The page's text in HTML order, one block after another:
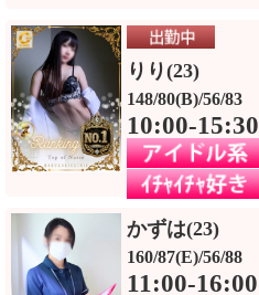
りり(23)
148/80(B)/56/83
10:00-15:30
かずは(23)
160/87(E)/56/88
11:00-16:00